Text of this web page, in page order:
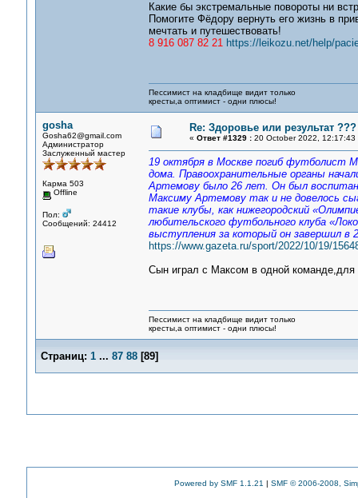
Какие бы экстремальные повороты ни
Помогите Фёдору вернуть его жизнь в
мечтать и путешествовать!
8 916 087 82 21 https://leikozu.net/help/
Пессимист на кладбище видит только
кресты,а оптимист - одни плюсы!
gosha
Gosha62@gmail.com
Администратор
Заслуженный мастер
Карма 503
Offline
Пол:
Сообщений: 24412
Re: Здоровье или результат ???
« Ответ #1329 :20 October 2022, 12:17:43
19 октября в Москве погиб футболист
дома. Правоохранительные органы
Артемову было 26 лет. Он был
Максиму Артемову так и не довелось
такие клубы, как нижегородский
любительского футбольного клуба
выступления за который он завершил в
https://www.gazeta.ru/sport/2022/10/19/
Сын играл с Максом в одной
Пессимист на кладбище видит только
кресты,а оптимист - одни плюсы!
Страниц: 1 ... 87 88[89]
Powered by SMF 1.1.21 | SMF © 2006-2008,